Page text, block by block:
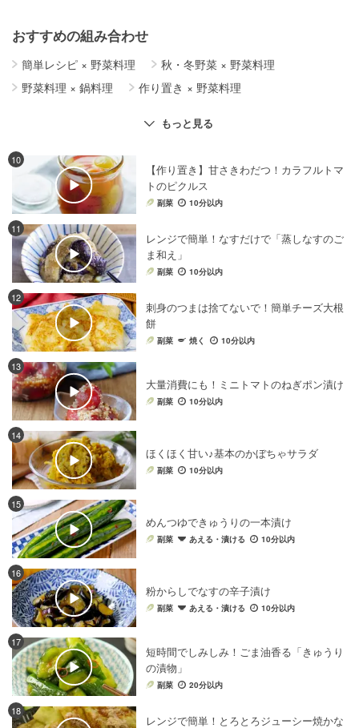
おすすめの組み合わせ
簡単レシピ × 野菜料理 秋・冬野菜 × 野菜料理
野菜料理 × 鍋料理 作り置き × 野菜料理
野菜料理
野菜料理×お菓子・スイーツ
ソース・たれ×野菜料理 お米・ごはん × 野菜料理
時短レシピ×野菜料理 さっぱり×野菜料理
朝ごはんレシピ×野菜料理
野菜料理×グラタン・ドリア・ラザニア
夜ご飯レシピ×野菜料理 食パン×野菜料理
麺料理×野菜料理
豆腐料理×野菜料理 電子レンジレシピ
酢×野菜料理 韓国料理× 野菜料理
梅干し×野菜料理
季節の料理×野菜料理
ジャム・はちみつ・ペースト
漬物・ピクルス×野菜料理
牛乳×野菜料理 オリーブオイル ×野菜料理
カレー粉×野菜料理
小麦粉×野菜料理
コンソメ×野菜料理 野菜料理× 点心
もっと見る
10
【作り置き】甘さきわだつ！カラフルトマ
トのピクルス
副菜 10分以内
11
レンジで簡単！なすだけで「蒸しなすのご
ま和え」
副菜 10分以内
12
刺身のつまは捨てないで！簡単チーズ大根
餅
副菜 焼く 10分以内
13
大量消費にも！ミニトマトのねぎポン漬け
副菜 10分以内
14
ほくほく甘い♪基本のかぼちゃサラダ
副菜 10分以内
15
めんつゆできゅうりの一本漬け
副菜 あえる・漬ける 10分以内
16
粉からしでなすの辛子漬け
副菜 あえる・漬ける 10分以内
17
短時間でしみしみ！ごま油香る「きゅうり
の漬物」
副菜 20分以内
18
レンジで簡単！とろとろジューシー焼かな